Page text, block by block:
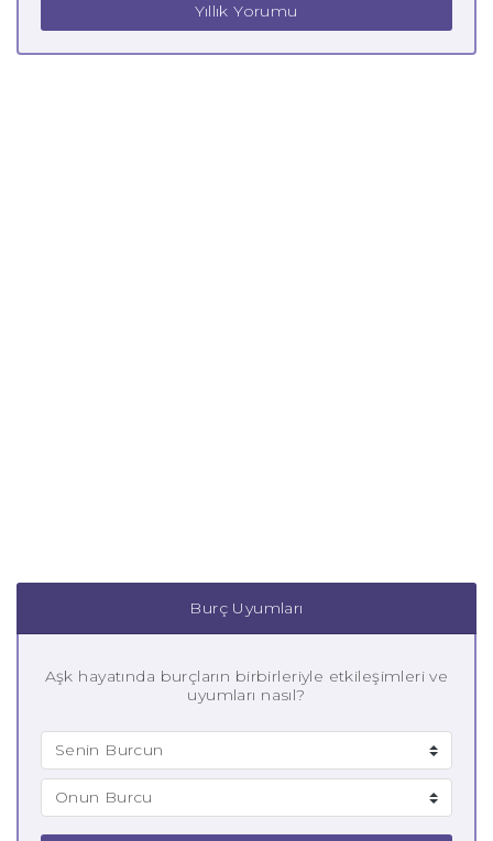
Yıllık Yorumu
Burç Uyumları
Aşk hayatında burçların birbirleriyle etkileşimleri ve
uyumları nasıl?